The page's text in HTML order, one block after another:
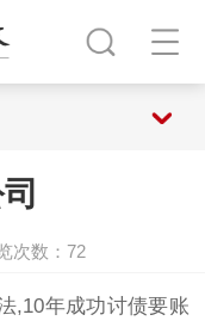
次数：72
,10年成功讨债要账